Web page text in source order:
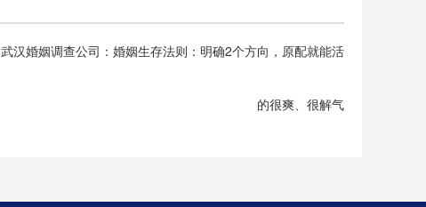
武汉婚姻调查公司：婚姻生存法则：明确2个方向，原配就能活
的很爽、很解气